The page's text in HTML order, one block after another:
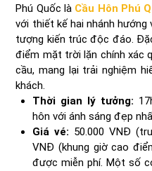
Phú Quốc là Cầu Hôn Phú
với thiết kế hai nhánh hướng
tượng kiến trúc độc đáo.
điểm mặt trời lặn chính xác
cầu, mang lại trải nghiệm
khách.
Thời gian lý tưởng:
hôn với ánh sáng đẹp
Giá vé: 50.000 VNĐ
VNĐ (khung giờ cao
được miễn phí. Một số